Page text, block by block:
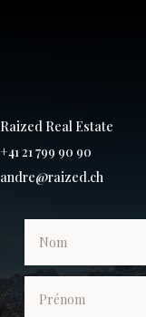
Raized Real Estate
+41 21 799 90 90
andre@raized.ch